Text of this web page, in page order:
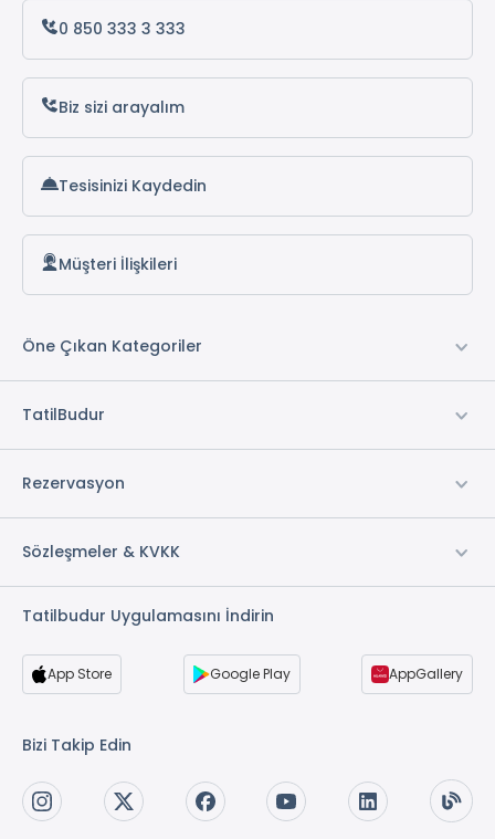
Alanya Otelleri
0 850 333 3 333
Biz sizi arayalım
Tesisinizi Kaydedin
Müşteri İlişkileri
Öne Çıkan Kategoriler
TatilBudur
Rezervasyon
Sözleşmeler & KVKK
Tatilbudur Uygulamasını İndirin
App Store Google Play AppGallery
Bizi Takip Edin